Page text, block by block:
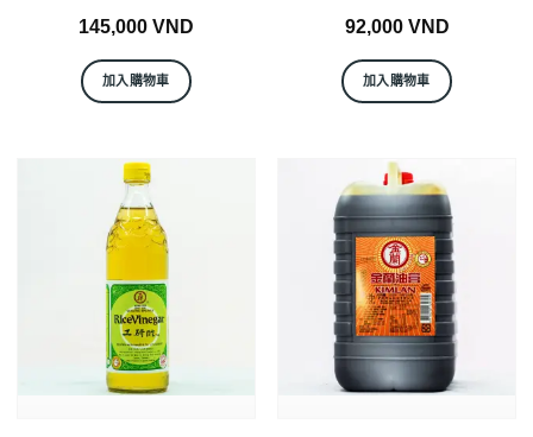
145,000 VND
加入購物車
92,000 VND
加入購物車